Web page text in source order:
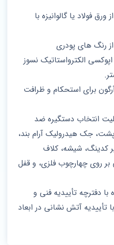
فولاد یا گالوانیزه با
رنگ‌ های پودری
الکترواستاتیک نسوز
برای استحکام و ظرافت
انتخاب دستگیره ضد
جک هیدرولیک آرام‌ بند،
کدینگ، شیشه، کلاف
بر روی چهارچوب فلزی، و قفل
با دفترچه تأییدیه فنی و
تأییدیه آتش‌ نشانی در ابعاد